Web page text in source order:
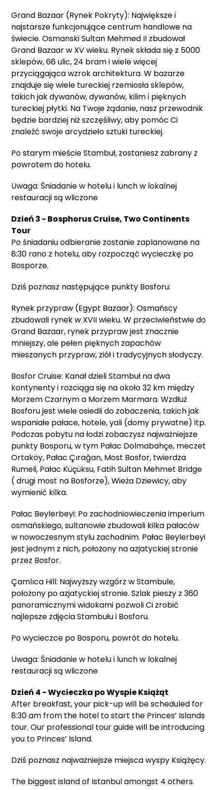
Grand Bazaar (Rynek Pokryty): Największe i
najstarsze funkcjonujące centrum handlowe na
świecie. Osmanski Sultan Mehmed II zbudował
Grand Bazaar w XV wieku. Rynek składa się z 5000
sklepów, 66 ulic, 24 bram i wiele więcej
przyciągająca wzrok architektura. W bazarze
znajduje się wiele tureckiej rzemiosła sklepów,
takich jak dywanów, dywanów, kilim i pięknych
tureckiej płytki. Na Twoje żądanie, nasz przewodnik
będzie bardziej niż szczęśliwy, aby pomóc Ci
znaleźć swoje arcydzieło sztuki tureckiej.
Po starym mieście Stambuł, zostaniesz zabrany z
powrotem do hotelu.
Uwaga: Śniadanie w hotelu i lunch w lokalnej
restauracji są wliczone
Dzień 3 - Bosphorus Cruise, Two Continents
Tour
Po śniadaniu odbieranie zostanie zaplanowane na
8:30 rano z hotelu, aby rozpocząć wycieczkę po
Bosporze.
Dziś poznasz następujące punkty Bosforu:
Rynek przypraw (Egypt Bazaar): Osmańscy
zbudowali rynek w XVII wieku. W przeciwieństwie do
Grand Bazaar, rynek przypraw jest znacznie
mniejszy, ale pełen pięknych zapachów
mieszanych przypraw, ziół i tradycyjnych słodyczy.
Bosfor Cruise: Kanał dzieli Stambuł na dwa
kontynenty i rozciąga się na około 32 km między
Morzem Czarnym a Morzem Marmara. Wzdłuż
Bosforu jest wiele osiedli do zobaczenia, takich jak
wspaniałe pałace, hotele, yali (domy prywatne) itp.
Podczas pobytu na łodzi zobaczysz najważniejsze
punkty Bosporu, w tym Pałac Dolmabahçe, meczet
Ortaköy, Pałac Çırağan, Most Bosfor, twierdza
Rumeli, Pałac Küçüksu, Fatih Sultan Mehmet Bridge
( drugi most na Bosforze), Wieża Dziewicy, aby
wymienić kilka.
Pałac Beylerbeyi: Po zachodniowieczenia imperium
osmańskiego, sultanowie zbudowali kilka pałaców
w nowoczesnym stylu zachodnim. Pałac Beylerbeyi
jest jednym z nich, położony na azjatyckiej stronie
przez Bosfor.
Çamlıca Hill: Najwyższy wzgórz w Stambule,
położony po azjatyckiej stronie. Szlak pieszy z 360
panoramicznymi widokami pozwoli Ci zrobić
najlepsze zdjęcia Stambułu i Bosforu.
Po wycieczce po Bosporu, powrót do hotelu.
Uwaga: Śniadanie w hotelu i lunch w lokalnej
restauracji są wliczone
Dzień 4 - Wycieczka po Wyspie Książąt
After breakfast, your pick-up will be scheduled for
8:30 am from the hotel to start the Princes’ Islands
tour. Our professional tour guide will be introducing
you to Princes’ Island.
Dziś poznasz najważniejsze miejsca wyspy Książęcy.
The biggest island of Istanbul amongst 4 others.